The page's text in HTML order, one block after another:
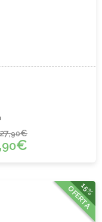
27,90€
90€
15%
OFERTA